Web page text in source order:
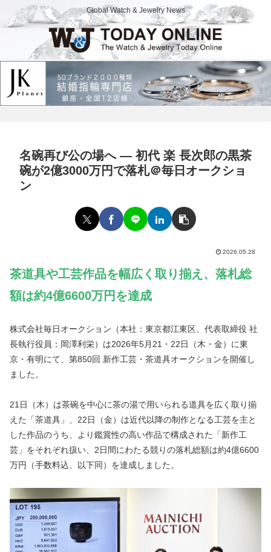
Global Watch & Jewelry News
名碗再び公の場へ ― 初代 楽 長次郎の黒茶
碗が2億3000万円で落札＠毎日オークショ
ン
2026.05.28
茶道具や工芸作品を幅広く取り揃え、落札総
額は約4億6600万円を達成
株式会社毎日オークション（本社：東京都江東区、代表取締役 社
長執行役員：岡澤利栄）は2026年5月21・22日（木・金）に東
京・有明にて、第850回 新作工芸・茶道具オークションを開催し
ました。
21日（木）は茶碗を中心に茶の湯で用いられる道具を広く取り揃
えた「茶道具」、22日（金）は近代以降の制作となる工芸を主と
した作品のうち、より鑑賞性の高い作品で構成された「新作工
芸」をそれぞれ扱い、2日間にわたる競りの落札総額は約4億6600
万円（手数料込、以下同）を達成しました。